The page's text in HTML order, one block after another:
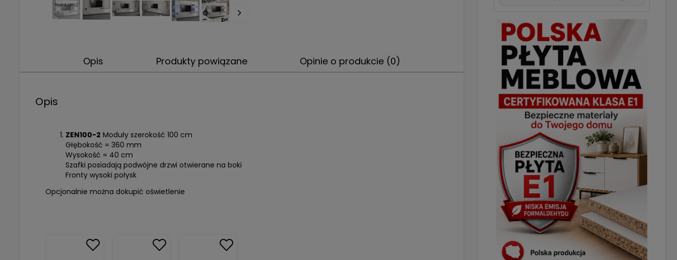
Opis Produkty powiązane Opinie o produkcie (0)
Opis
ZEN100-2 Moduły szerokość 100 cm
Głębokość = 360 mm
Wysokość = 40 cm
Szafki posiadają podwójne drzwi otwierane na boki
Fronty wysoki połysk
Opcjonalnie można dokupić oświetlenie